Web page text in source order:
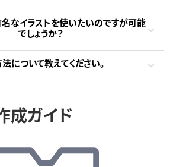
なイラストを使いたいのですが可能
でしょうか？
について教えてください。
成ガイド